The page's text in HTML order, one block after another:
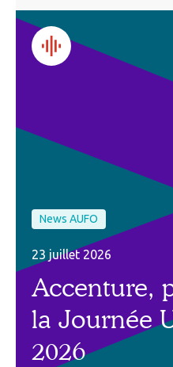
News AUFO
23 juillet 2026
Accenture,
la Journée
2026